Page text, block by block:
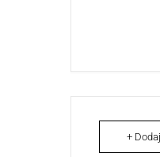
+